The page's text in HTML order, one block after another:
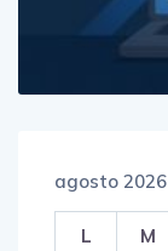
agosto 2026
L M